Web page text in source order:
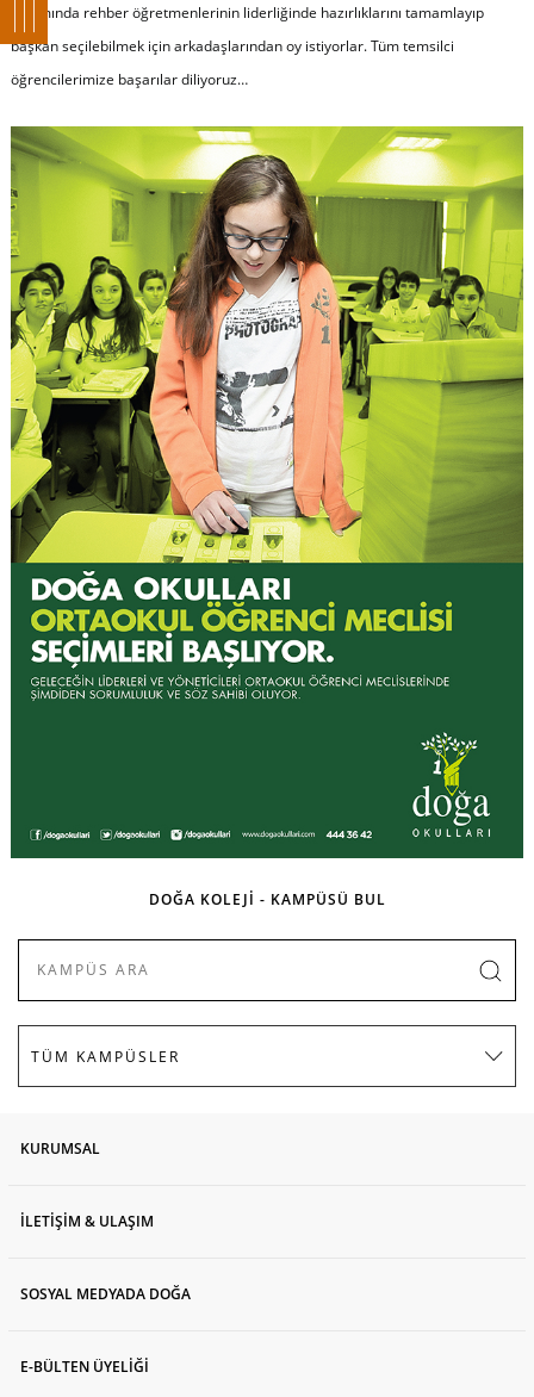
ortamında rehber öğretmenlerinin liderliğinde hazırlıklarını tamamlayıp
başkan seçilebilmek için arkadaşlarından oy istiyorlar. Tüm temsilci
öğrencilerimize başarılar diliyoruz…
DOĞA KOLEJİ - KAMPÜSÜ BUL
KURUMSAL
İLETİŞİM & ULAŞIM
SOSYAL MEDYADA DOĞA
E-BÜLTEN ÜYELİĞİ